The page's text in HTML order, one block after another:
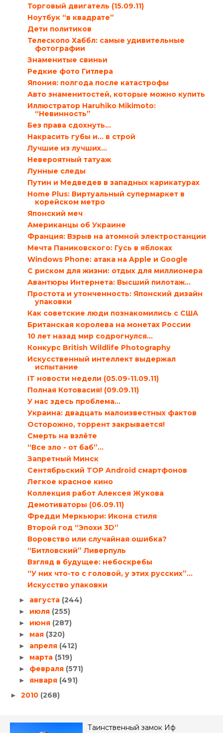
Торговый двигатель (15.09.11)
Ноутбук “в квадрате”
Дети политиков
Телескопо Хаббл: самые удивительные
фотографии
Знаменитые свиньи
Редкие фото Гитлера
Япония: полгода после катастрофы
Авто знаменитостей, которые можно купить
Иллюстратор Haruhiko Mikimoto:
“Невинность”
Без права сдохнуть…
Накрасить губы и… в строй
Лучшие из лучших…
Невероятный татуаж
Лунные следы
Путин и Медведев в западных карикатурах
Home Plus: Виртуальный супермаркет в
корейском метро
Японский меч
Американцы об Украине
Франция: Взрыв на атомной электростанции
Мечта Паниковского: Гусь в яблоках
Windows Phone: атака на Apple и Google
С риском для жизни: отдых для миллионера
Авантюры Интернета: Высший пилотаж…
Простота и утонченность: Японский дизайн
упаковки
Как советские люди познакомились с США
Британская королева на монетах России
10 лет назад мир содрогнулся…
Конкурс British Wildlife Photography
Искусственный интеллект выдержал
испытание
IT новости недели (05.09-11.09.11)
Полная Котовасия! (09.09.11)
У нас здесь проблема…
Украина: двадцать малоизвестных фактов
Осторожно, торрент закрывается!
Смерть на взлёте
“Все зло - от баб”…
Запретный Минск
Сентябрьский TOP Android смартфонов
Легкое красное кино
Коллекция работ Алексея Жукова
Демотиваторы (06.09.11)
Фредди Меркьюри: Икона стиля
Второй год “Эпохи 3D”
Воровство или случайная ошибка?
“Битловский” Ливерпуль
Взгляд в будущее: небоскребы
“У них что-то с головой, у этих русских”…
Искусство упаковки
► августа (244)
► июля (255)
► июня (287)
► мая (320)
► апреля (412)
► марта (519)
► февраля (571)
► января (491)
► 2010 (268)
Таинственный замок Иф